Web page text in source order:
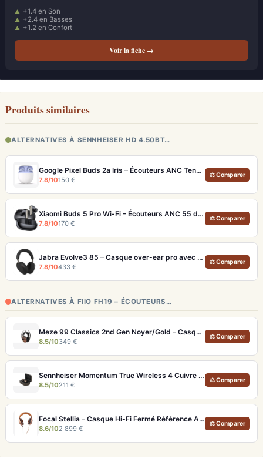
+1.4 en Son
+2.4 en Basses
+1.2 en Confort
Voir la fiche →
Produits similaires
ALTERNATIVES À SENNHEISER HD 4.50BT…
Google Pixel Buds 2a Iris – Écouteurs ANC Tensor A1 et IP54
7.8/10150 €
⚖ Comparer
Xiaomi Buds 5 Pro Wi-Fi – Écouteurs ANC 55 dB avec triple driver hybride
7.8/10170 €
⚖ Comparer
Jabra Evolve3 85 – Casque over-ear pro avec micro IA et autonomie 120h
7.8/10433 €
⚖ Comparer
ALTERNATIVES À FIIO FH19 – ÉCOUTEURS…
Meze 99 Classics 2nd Gen Noyer/Gold – Casque Hi-Fi bois artisanal et son balancé
8.5/10349 €
⚖ Comparer
Sennheiser Momentum True Wireless 4 Cuivre – Écouteurs audiophiles aptX Lossless et ANC adaptatif
8.5/10211 €
⚖ Comparer
Focal Stellia – Casque Hi-Fi Fermé Référence Audiophile Portable
8.6/102 899 €
⚖ Comparer